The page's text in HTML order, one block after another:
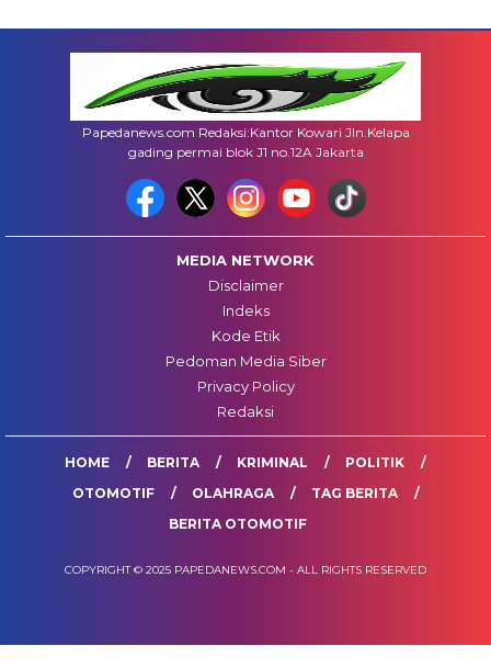
Papedanews.com Redaksi:Kantor Kowari Jln.Kelapa
gading permai blok J1 no.12A Jakarta
MEDIA NETWORK
Disclaimer
Indeks
Kode Etik
Pedoman Media Siber
Privacy Policy
Redaksi
HOME BERITA KRIMINAL
POLITIK
OTOMOTIF
OLAHRAGA
TAG BERITA
BERITA OTOMOTIF
COPYRIGHT © 2025 PAPEDANEWS.COM - ALL RIGHTS RESERVED